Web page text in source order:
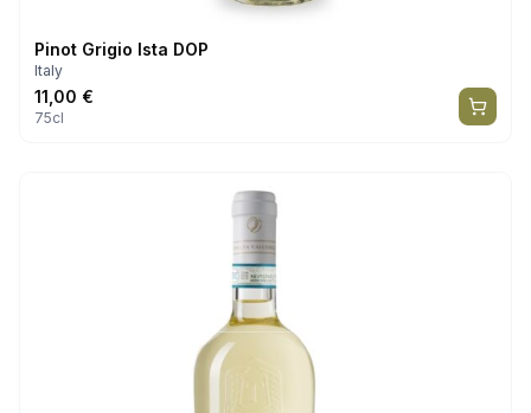
Pinot Grigio Ista DOP
Italy
11,00 €
75cl